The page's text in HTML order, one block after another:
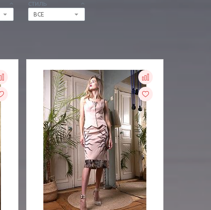
СТИЛЬ
ВСЕ